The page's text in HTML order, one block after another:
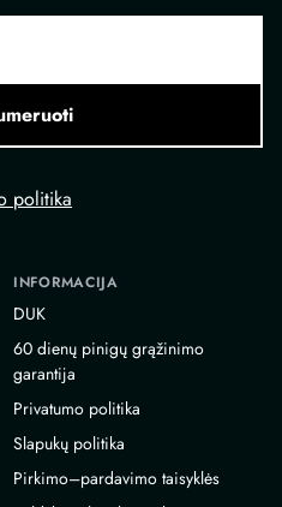
politika
INFORMACIJA
DUK
60 dienų pinigų grąžinimo
garantija
Privatumo politika
Slapukų politika
Pirkimo–pardavimo taisyklės